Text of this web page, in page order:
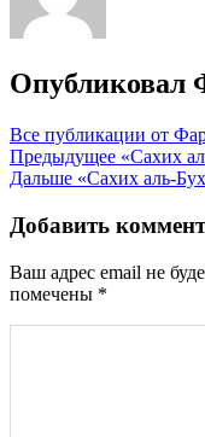
Опубликовал
Все публикации от
Навигация
по
записям
Предыдущее «Сахих
Дальше «Сахих аль-
Добавить
Ваш адрес email не
помечены *